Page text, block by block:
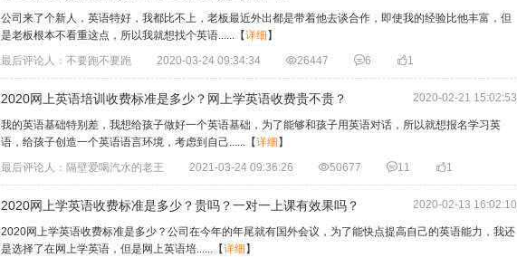
公司来了个新人，英语特好，我都比不上，老板最近外出都是带着他去谈合作，即使我的经验比他丰富，但
是老板根本不看重这点，所以我就想找个英语...... 【详细 】
最后评论人：不要跑不要跑
2020-03-24 09:34:34 26447 6 1
2020网上英语培训收费标准是多少？网上学英语收费贵不贵？ 2020-02-21 15:02:53
我的英语基础特别差，我想给孩子做好一个英语基础，为了能够和孩子用英语对话，所以就想报名学习英
语，给孩子创造一个英语语言环境，考虑到自己...... 【详细 】
最后评论人：隔壁爱喝汽水的老王
2021-03-24 09:36:26 50677 11 1
2020网上学英语收费标准是多少？贵吗？一对一上课有效果吗？ 2020-02-13 16:02:10
2020网上学英语收费标准是多少？公司在今年的年尾就有国外会议，为了能快点提高自己的英语能力，我还
是选择了在网上学英语，但是网上英语培...... 【详细 】